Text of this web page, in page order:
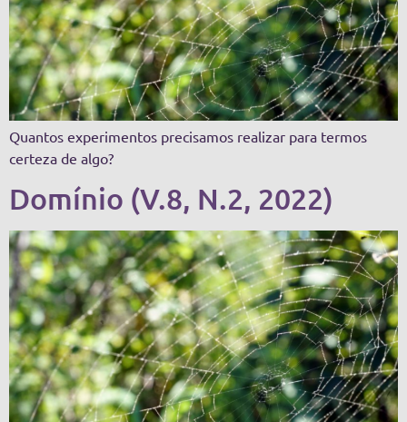
Quantos experimentos precisamos realizar para termos
certeza de algo?
Domínio (V.8, N.2, 2022)